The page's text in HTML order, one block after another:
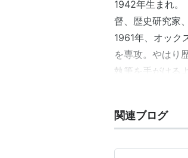
1942年生まれ。
督、歴史研究家
1961年、オック
を専攻。やはり
執筆を手がける
レポート』とい
関連ブログ